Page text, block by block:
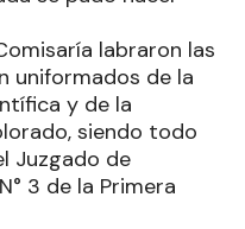
labraron las
uniformados de la
y de la
siendo todo
Juzgado de
3 de la Primera